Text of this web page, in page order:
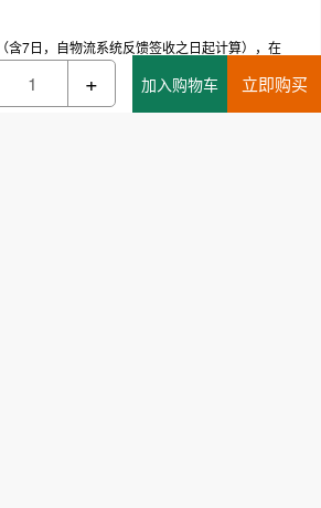
含7日，自物流系统反馈签收之日起计算），在
响二次销售的前提下，可无理由退换货。（部分
细则）；
+ 加入购物车 立即购买